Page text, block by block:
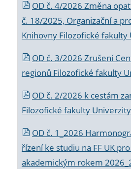
OD č. 4/2026 Změna
č. 18/2025, Organizační a
Knihovny Filozofické
OD č. 3/2026 Zrušení
regionů Filozofické fakulty
OD č. 2/2026 k cestám
Filozofické fakulty
OD č. 1_2026
řízení ke studiu na FF UK
akademickým rokem